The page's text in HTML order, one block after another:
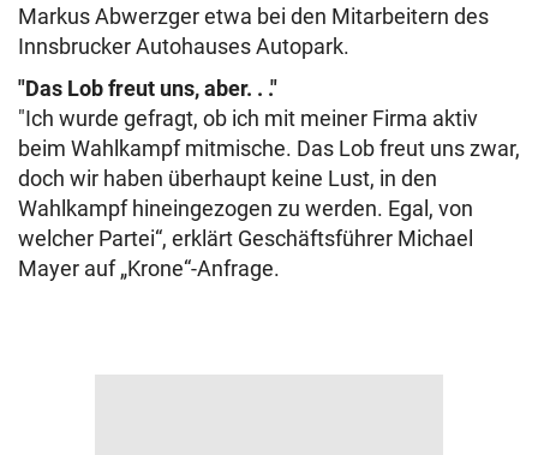
Markus Abwerzger etwa bei den Mitarbeitern des
Innsbrucker Autohauses Autopark.
"Das Lob freut uns, aber. . ."
"Ich wurde gefragt, ob ich mit meiner Firma aktiv
beim Wahlkampf mitmische. Das Lob freut uns zwar,
doch wir haben überhaupt keine Lust, in den
Wahlkampf hineingezogen zu werden. Egal, von
welcher Partei“, erklärt Geschäftsführer Michael
Mayer auf „Krone“-Anfrage.